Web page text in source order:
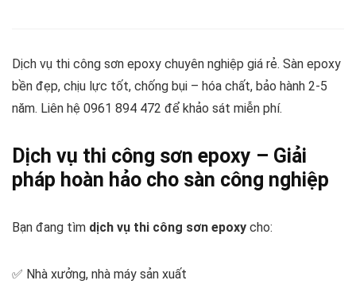
Dịch vụ thi công sơn epoxy chuyên nghiệp giá rẻ. Sàn epoxy
bền đẹp, chịu lực tốt, chống bụi – hóa chất, bảo hành 2-5
năm. Liên hệ 0961 894 472 để khảo sát miễn phí.
Dịch vụ thi công sơn epoxy – Giải
pháp hoàn hảo cho sàn công nghiệp
Bạn đang tìm dịch vụ thi công sơn epoxy cho:
✅ Nhà xưởng, nhà máy sản xuất